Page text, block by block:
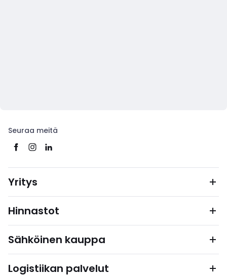
Seuraa meitä
Yritys
Hinnastot
Sähköinen kauppa
Logistiikan palvelut